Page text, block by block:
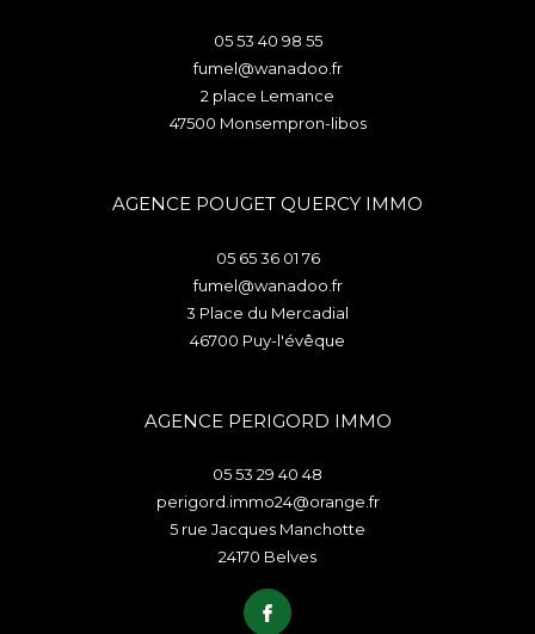
05 53 40 98 55
fumel@wanadoo.fr
2 place Lemance
47500
monsempron-libos
AGENCE POUGET QUERCY IMMO
05 65 36 01 76
fumel@wanadoo.fr
3 Place du Mercadial
46700
puy-l'évêque
AGENCE PERIGORD IMMO
05 53 29 40 48
perigord.immo24@orange.fr
5 rue Jacques Manchotte
24170
belves